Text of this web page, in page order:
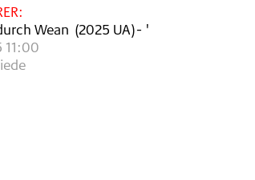
Wean (2025 UA)- '
11:00